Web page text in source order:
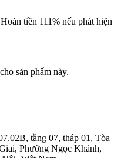
tiền 111% nếu phát hiện
sản phẩm này.
tầng 07, tháp 01, Tòa
Phường Ngọc Khánh,